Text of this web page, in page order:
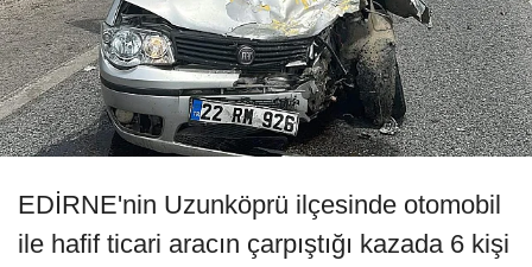
EDİRNE'nin Uzunköprü ilçesinde otomobil
ile hafif ticari aracın çarpıştığı kazada 6 kişi